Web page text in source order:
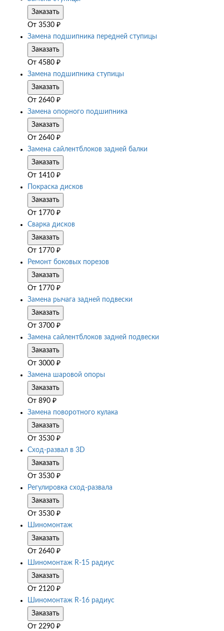
Заказать
От 3530 ₽
Замена подшипника передней ступицы
Заказать
От 4580 ₽
Замена подшипника ступицы
Заказать
От 2640 ₽
Замена опорного подшипника
Заказать
От 2640 ₽
Замена сайлентблоков задней балки
Заказать
От 1410 ₽
Покраска дисков
Заказать
От 1770 ₽
Сварка дисков
Заказать
От 1770 ₽
Ремонт боковых порезов
Заказать
От 1770 ₽
Замена рычага задней подвески
Заказать
От 3700 ₽
Замена сайлентблоков задней подвески
Заказать
От 3000 ₽
Замена шаровой опоры
Заказать
От 890 ₽
Замена поворотного кулака
Заказать
От 3530 ₽
Сход-развал в 3D
Заказать
От 3530 ₽
Регулировка сход-развала
Заказать
От 3530 ₽
Шиномонтаж
Заказать
От 2640 ₽
Шиномонтаж R-15 радиус
Заказать
От 2120 ₽
Шиномонтаж R-16 радиус
Заказать
От 2290 ₽